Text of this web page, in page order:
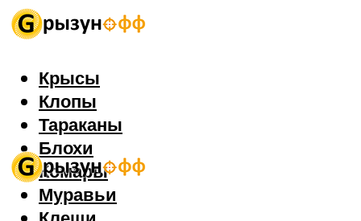
Крысы
Клопы
Тараканы
Блохи
Комары
Муравьи